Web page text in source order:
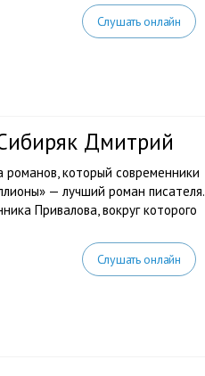
Слушать онлайн
Дмитрий
который современники
— лучший роман писателя.
Привалова, вокруг которого
Слушать онлайн